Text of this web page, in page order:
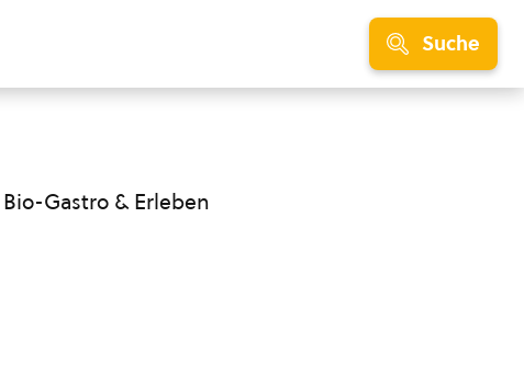
Suche
Bio-Gastro & Erleben